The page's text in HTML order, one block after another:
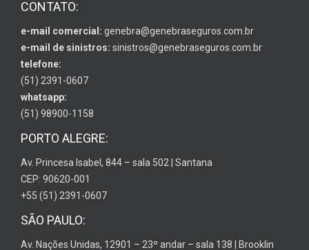
CONTATO:
e-mail comercial: genebra@genebraseguros.com.br
e-mail de sinistros: sinistros@genebraseguros.com.br
telefone:
(51) 2391-0607
whatsapp:
(51) 98900-1158
PORTO ALEGRE:
Av. Princesa Isabel, 844 – sala 502 | Santana
CEP: 90620-001
+55 (51) 2391-0607
SÃO PAULO:
Av. Nações Unidas, 12901 – 23º andar – sala 138 | Brooklin